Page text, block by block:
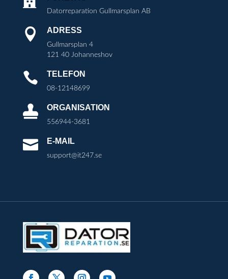
Datorreparation Gullmarsplan AB
 ADRESS
Gullmarsplan 4
121 40 Johanneshov
 TELEFON
08-12148699
 ORGANISATION
556944-3681
 E-MAIL
support@it247.se